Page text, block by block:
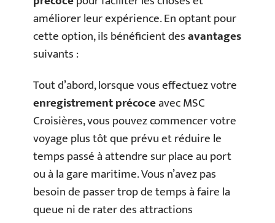
améliorer leur expérience. En optant pour
cette option, ils bénéficient desavantages
suivants :
Tout d’abord, lorsque vous effectuez votre
enregistrement précoceavec MSC
Croisières, vous pouvez commencer votre
voyage plus tôt que prévu et réduire le
temps passé à attendre sur place au port
ou à la gare maritime. Vous n’avez pas
besoin de passer trop de temps à faire la
queue ni de rater des attractions